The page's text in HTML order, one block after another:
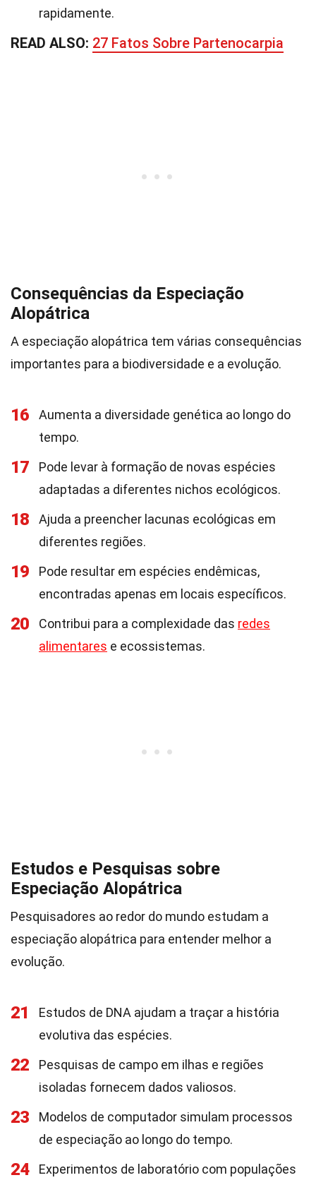
rapidamente.
READ ALSO: 27 Fatos Sobre Partenocarpia
Consequências da Especiação
Alopátrica
A especiação alopátrica tem várias consequências
importantes para a biodiversidade e a evolução.
16
Aumenta a diversidade genética ao longo do
tempo.
17
Pode levar à formação de novas espécies
adaptadas a diferentes nichos ecológicos.
18
Ajuda a preencher lacunas ecológicas em
diferentes regiões.
19
Pode resultar em espécies endêmicas,
encontradas apenas em locais específicos.
20 Contribui para a complexidade das redes
alimentares e ecossistemas.
Estudos e Pesquisas sobre
Especiação Alopátrica
Pesquisadores ao redor do mundo estudam a
especiação alopátrica para entender melhor a
evolução.
21
Estudos de DNA ajudam a traçar a história
evolutiva das espécies.
22
Pesquisas de campo em ilhas e regiões
isoladas fornecem dados valiosos.
23
Modelos de computador simulam processos
de especiação ao longo do tempo.
24
Experimentos de laboratório com populações